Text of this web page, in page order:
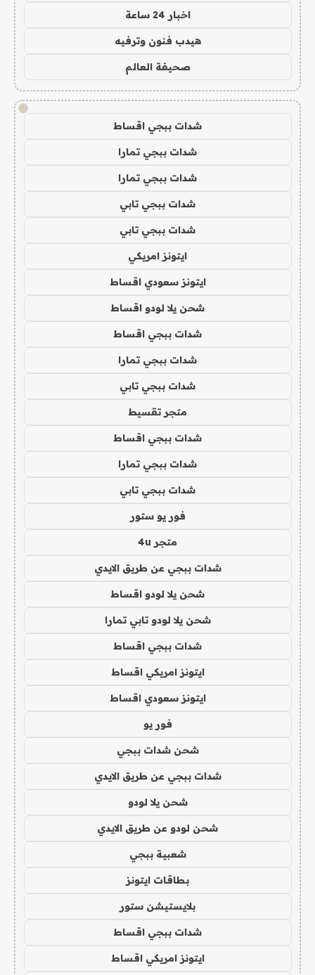
اخبار 24 ساعة
هيدب فنون وترفيه
صحيفة العالم
!
شدات ببجي اقساط
شدات ببجي تمارا
شدات ببجي تمارا
شدات ببجي تابي
شدات ببجي تابي
ايتونز امريكي
ايتونز سعودي اقساط
شحن يلا لودو اقساط
شدات ببجي اقساط
شدات ببجي تمارا
شدات ببجي تابي
متجر تقسيط
شدات ببجي اقساط
شدات ببجي تمارا
شدات ببجي تابي
فور يو ستور
متجر 4u
شدات ببجي عن طريق الايدي
شحن يلا لودو اقساط
شحن يلا لودو تابي تمارا
شدات ببجي اقساط
ايتونز امريكي اقساط
ايتونز سعودي اقساط
فور يو
شحن شدات ببجي
شدات ببجي عن طريق الايدي
شحن يلا لودو
شحن لودو عن طريق الايدي
شعبية ببجي
بطاقات ايتونز
بلايستيشن ستور
شدات ببجي اقساط
ايتونز امريكي اقساط